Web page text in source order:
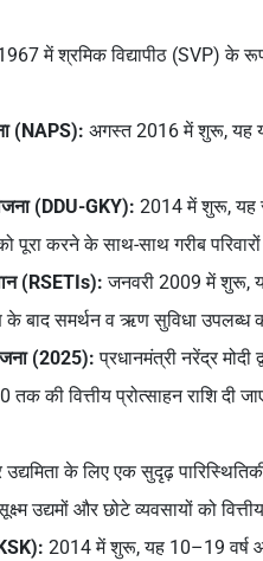
में श्रमिक विद्यापीठ (SVP)
(NAPS): अगस्त 2016 में शुरू, यह
(DDU-GKY): 2014 में शुरू, यह
पूरा करने के साथ-साथ गरीब
(RSETIs): जनवरी 2009 में शुरू,
के बाद समर्थन व ऋण सुविधा उपलब्ध
(2025): प्रधानमंत्री नरेंद्र मोदी
की वित्तीय प्रोत्साहन राशि दी
के लिए एक सुदृढ़
उद्यमों और छोटे व्यवसायों को
2014 में शुरू, यह 10–19 वर्ष